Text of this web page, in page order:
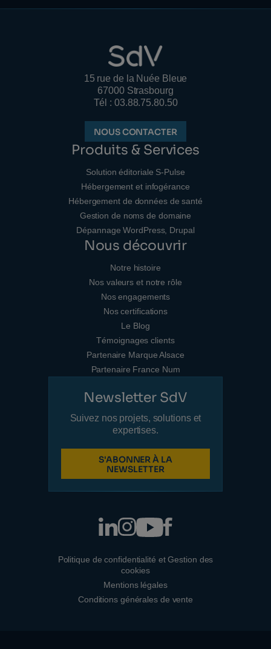
15 rue de la Nuée Bleue
67000 Strasbourg
Tél : 03.88.75.80.50
NOUS CONTACTER
Produits & Services
Solution éditoriale S-Pulse
Hébergement et infogérance
Hébergement de données de santé
Gestion de noms de domaine
Dépannage WordPress, Drupal
Nous découvrir
Notre histoire
Nos valeurs et notre rôle
Nos engagements
Nos certifications
Le Blog
Témoignages clients
Partenaire Marque Alsace
Partenaire France Num
Newsletter SdV
Suivez nos projets, solutions et
expertises.
S'ABONNER À LA
NEWSLETTER
Politique de confidentialité et Gestion des
cookies
Mentions légales
Conditions générales de vente